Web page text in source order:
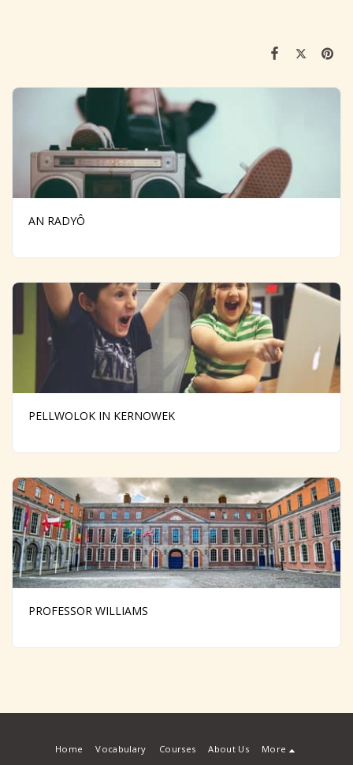
AN RADYÔ
PELLWOLOK IN KERNOWEK
PROFESSOR WILLIAMS
Home Vocabulary Courses About Us More